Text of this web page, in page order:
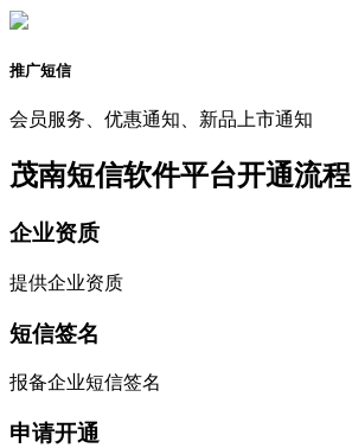
推广短信
会员服务、优惠通知、新品上市通知
茂南短信软件平台开通流程
企业资质
提供企业资质
短信签名
报备企业短信签名
申请开通